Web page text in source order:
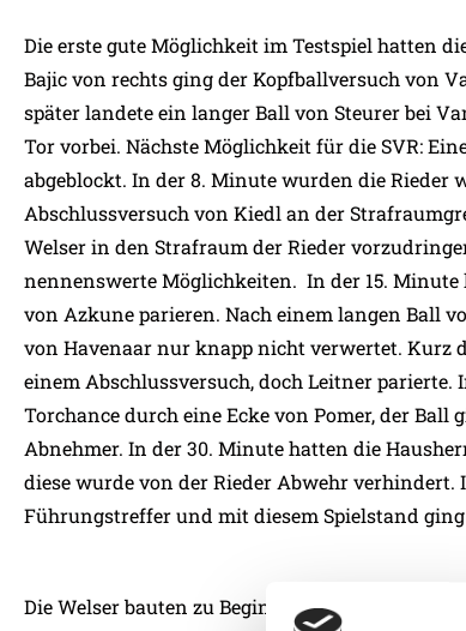
Die erste gute Möglichkeit im Testspiel hatten
Bajic von rechts ging der Kopfballversuch von
später landete ein langer Ball von Steurer bei
Tor vorbei. Nächste Möglichkeit für die SVR:
abgeblockt. In der 8. Minute wurden die Rieder
Abschlussversuch von Kiedl an der
Welser in den Strafraum der Rieder
nennenswerte Möglichkeiten. In der 15.
von Azkune parieren. Nach einem langen Ball
von Havenaar nur knapp nicht verwertet. Kurz
einem Abschlussversuch, doch Leitner
Torchance durch eine Ecke von Pomer, der
Abnehmer. In der 30. Minute hatten die
diese wurde von der Rieder Abwehr verhindert.
Führungstreffer und mit diesem Spielstand ging
Die Welser bauten zu Beginn der zweiten Hälfte